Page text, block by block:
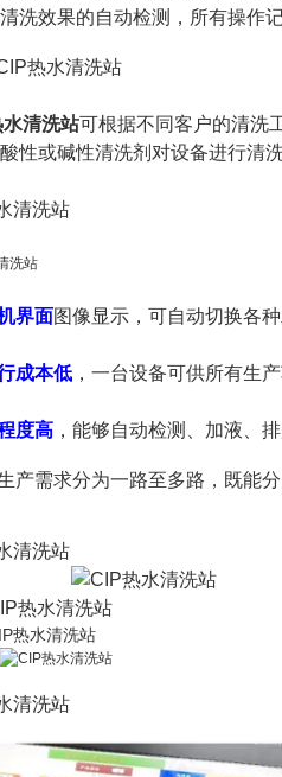
洗效果的自动检测，所有操作
清洗站可根据不同客户的清洗
性或碱性清洗剂对设备进行清
界面图像显示，可自动切换各
成本低 ，一台设备可供所有生
度高 ，能够自动检测、加液、
产需求分为一路至多路，既能